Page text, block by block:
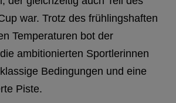
war. Trotz des frühlingshaften
Temperaturen bot der
ambitionierten Sportlerinnen
Bedingungen und eine
Piste.